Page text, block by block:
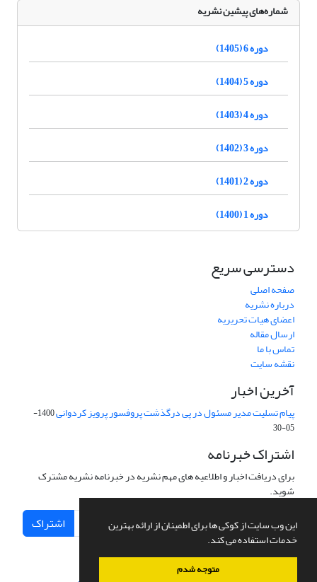
این وب سایت از کوکی ها برای اطمینان از ارائه بهترین
خدمات استفاده می کند.
متوجه شدم
شماره‌های پیشین نشریه
دوره 6 (1405)
دوره 5 (1404)
دوره 4 (1403)
دوره 3 (1402)
دوره 2 (1401)
دوره 1 (1400)
دسترسی سریع
صفحه اصلی
درباره نشریه
اعضای هیات تحریریه
ارسال مقاله
تماس با ما
نقشه سایت
آخرین اخبار
پیام تسلیت مدیر مسئول در پی درگذشت پروفسور پرویز کردوانی
1400-
05-30
اشتراک خبرنامه
برای دریافت اخبار و اطلاعیه های مهم نشریه در خبرنامه نشریه مشترک
شوید.
اشتراک